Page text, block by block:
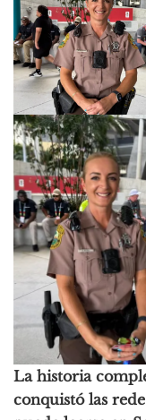
La historia
conquistó las